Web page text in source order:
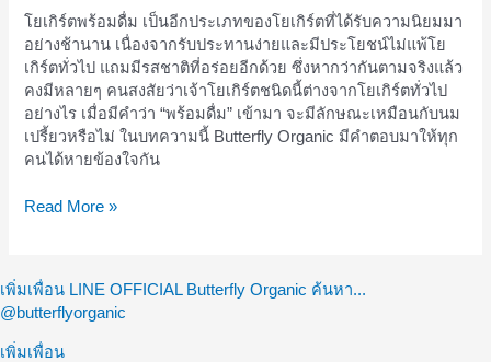
โยเกิร์ตพร้อมดื่ม เป็นอีกประเภทของโยเกิร์ตที่ได้รับความนิยมมา
อย่างช้านาน เนื่องจากรับประทานง่ายและมีประโยชน์ไม่แพ้โย
เกิร์ตทั่วไป แถมมีรสชาติที่อร่อยอีกด้วย ซึ่งหากว่ากันตามจริงแล้ว
คงมีหลายๆ คนสงสัยว่าเจ้าโยเกิร์ตชนิดนี้ต่างจากโยเกิร์ตทั่วไป
อย่างไร เมื่อมีคำว่า “พร้อมดื่ม” เข้ามา จะมีลักษณะเหมือนกับนม
เปรี้ยวหรือไม่ ในบทความนี้ Butterfly Organic มีคำตอบมาให้ทุก
คนได้หายข้องใจกัน
ขับ
ถ่าย
ฟื้นฟู
สมดุล
ลำไส้
Read More »
เพิ่มเพื่อน LINE OFFICIAL Butterfly Organic ค้นหา...
@butterflyorganic
เพิ่มเพื่อน